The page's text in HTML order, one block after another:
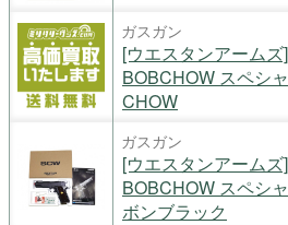
ガスガン
[ウエスタンアームズ]
BOBCHOW スペシ
CHOW
ガスガン
[ウエスタンアームズ]
BOBCHOW スペシ
ボンブラック